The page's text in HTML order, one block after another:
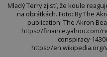
Mladý Terry zjistí, že koule
na obrátkách. Foto: By The
publication: The Akron
https://finance.yahoo.com/
conspiracy-
https://en.wikipedia.org/